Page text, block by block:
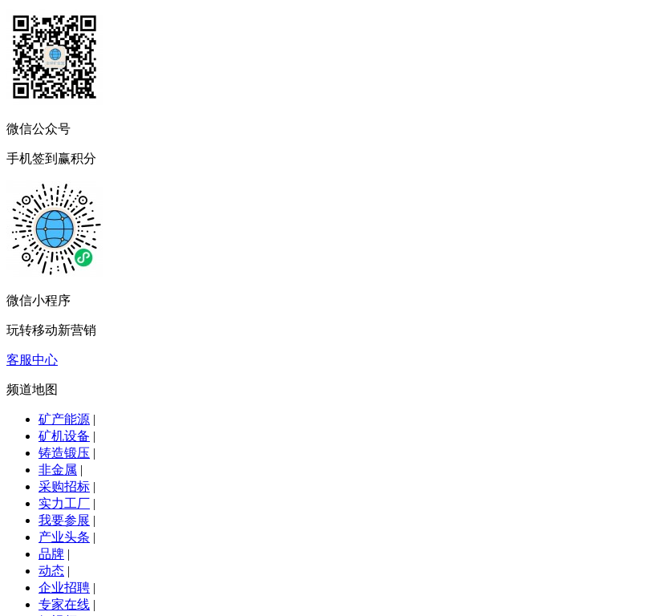
微信公众号
手机签到赢积分
微信小程序
玩转移动新营销
客服中心
频道地图
矿产能源 |
矿机设备 |
铸造锻压 |
非金属 |
采购招标 |
实力工厂 |
我要参展 |
产业头条 |
品牌 |
动态 |
企业招聘 |
专家在线 |